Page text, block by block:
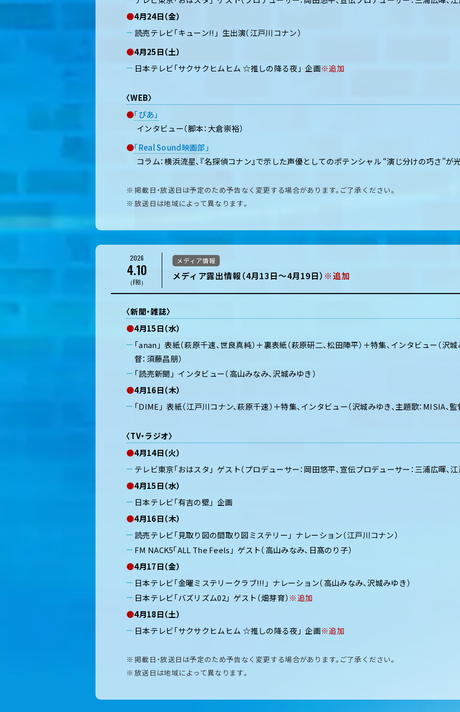
●4月24日（金）
読売テレビ「キューン!!」 生出演（江戸川コナン）
●4月25日（土）
日本テレビ「サクサクヒムヒム ☆推しの降る夜」 企画※追加
〈WEB〉
●「ぴあ」
インタビュー（脚本：大倉崇裕）
●「Real Sound映画部」
コラム：横浜流星、『名探偵コナン』で示した声優としてのポテンシャル “演じ分けの巧さ”が
掲載日・放送日は予定のため予告なく変更する場合があります。ご了承ください。
放送日は地域によって異なります。
2026
4.10
（FRI）
メディア情報
メディア露出情報（4月13日～4月19日） ※追加
〈新聞・雑誌〉
●4月15日（水）
「anan」 表紙（萩原千速、世良真純）＋裏表紙（萩原研二、松田陣平）＋特集、インタビュー（沢
督：須藤昌朋）
「読売新聞」 インタビュー（高山みなみ、沢城みゆき）
●4月16日（木）
「DIME」 表紙（江戸川コナン、萩原千速）＋特集、インタビュー（沢城みゆき、主題歌：MISIA、監
〈TV・ラジオ〉
●4月14日（火）
テレビ東京「おはスタ」 ゲスト（プロデューサー：岡田悠平、宣伝プロデューサー：三浦広暉、
●4月15日（水）
日本テレビ「有吉の壁」 企画
●4月16日（木）
読売テレビ「見取り図の間取り図ミステリー」 ナレーション（江戸川コナン）
FM NACK5「ALL The Feels」 ゲスト（高山みなみ、日髙のり子）
●4月17日（金）
日本テレビ「金曜ミステリークラブ!!!」 ナレーション（高山みなみ、沢城みゆき）
日本テレビ「バズリズム02」 ゲスト（畑芽育） ※追加
●4月18日（土）
日本テレビ「サクサクヒムヒム ☆推しの降る夜」 企画※追加
掲載日・放送日は予定のため予告なく変更する場合があります。ご了承ください。
放送日は地域によって異なります。